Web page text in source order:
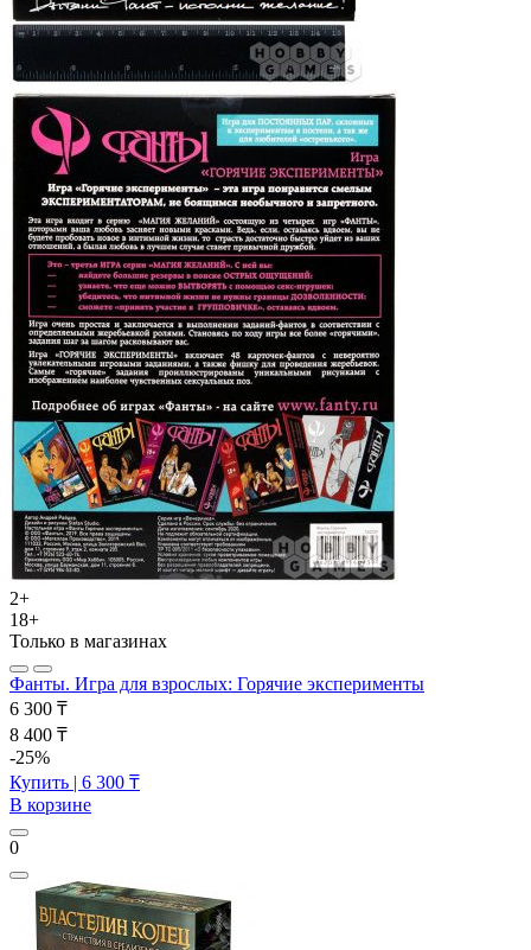
2+
18+
Только в магазинах
Фанты. Игра для взрослых: Горячие эксперименты
6 300 ₸
8 400 ₸
-25%
Купить | 6 300 ₸
В корзине
0